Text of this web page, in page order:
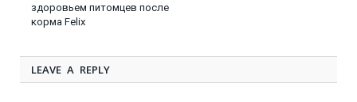
здоровьем питомцев после
корма Felix
LEAVE A REPLY